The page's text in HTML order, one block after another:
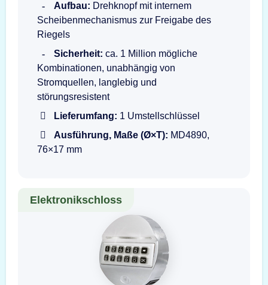
Aufbau: Drehknopf mit internem
Scheibenmechanismus zur Freigabe des
Riegels
Sicherheit: ca. 1 Million mögliche
Kombinationen, unabhängig von
Stromquellen, langlebig und
störungsresistent
Lieferumfang: 1 Umstellschlüssel
Ausführung, Maße (Ø×T): MD4890,
76×17 mm
Elektronikschloss